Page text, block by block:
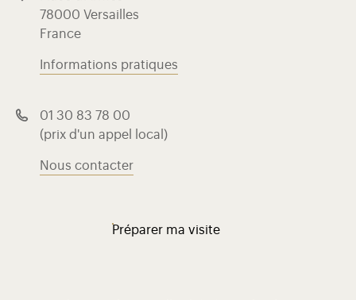
78000 Versailles
France
Informations pratiques
01 30 83 78 00
(prix d'un appel local)
Nous contacter
Préparer ma visite